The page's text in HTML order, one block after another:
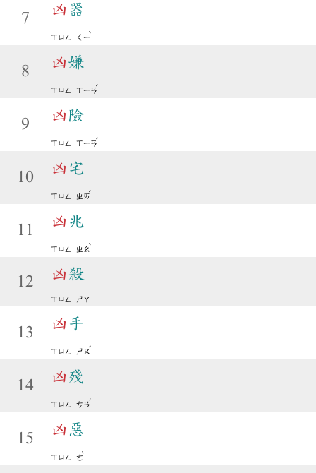
7
凶 器
ㄒㄩㄥ ㄑㄧ
ˋ
8
凶嫌
ㄒㄩㄥ ㄒㄧㄢ
ˊ
9
凶險
ㄒㄩㄥ ㄒㄧㄢ
ˇ
10
凶 宅
ㄒㄩㄥ ㄓㄞ
ˊ
11
凶 兆
ㄒㄩㄥ ㄓㄠ
ˋ
12 凶殺
ㄒㄩㄥ ㄕㄚ
13
凶 手
ㄒㄩㄥ ㄕㄡ
ˇ
14
凶殘
ㄒㄩㄥ ㄘㄢ
ˊ
15
凶 惡
ㄒㄩㄥ ㄜ
ˋ